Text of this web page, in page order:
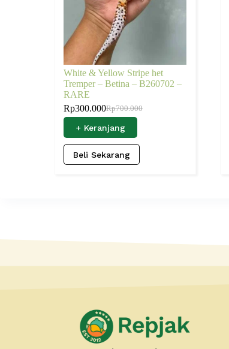
White & Yellow Stripe het
Tremper – Betina – B260702 –
RARE
Rp700.000
Rp300.000
+ Keranjang
Beli Sekarang